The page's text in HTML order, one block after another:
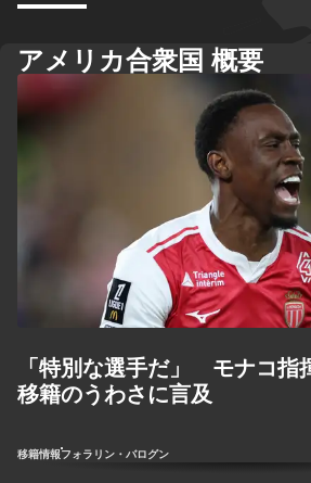
アメリカ合衆国 概要
「特別な選手だ」 モナコ指
移籍のうわさに言及
移籍情報フォラリン・バログン